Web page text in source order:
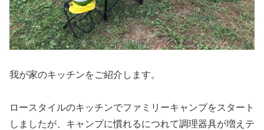
我が家のキッチンをご紹介します。
ロースタイルのキッチンでファミリーキャンプをスタート
しましたが、キャンプに慣れるにつれて調理器具が増えテ